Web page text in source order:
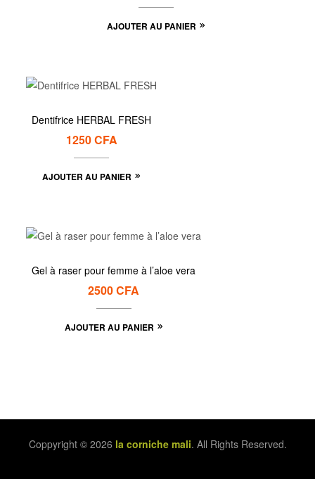
AJOUTER AU PANIER
Dentifrice HERBAL FRESH
1250CFA
AJOUTER AU PANIER
Gel à raser pour femme à l’aloe vera
2500CFA
AJOUTER AU PANIER
Coppyright © 2026 la corniche mali. All Rights Reserved.